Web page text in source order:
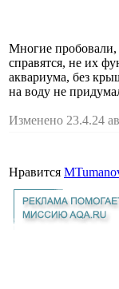
Многие пробовали,
справятся, не их
аквариума, без
на воду не
Изменено 23.4.24
Нравится